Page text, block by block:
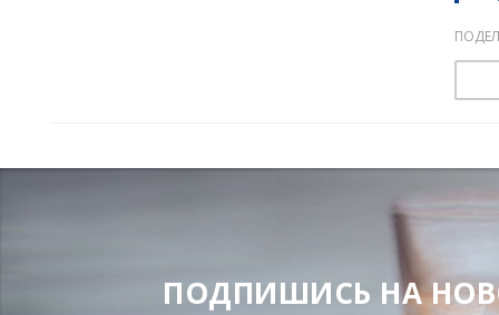
ПОДПИШИСЬ НА